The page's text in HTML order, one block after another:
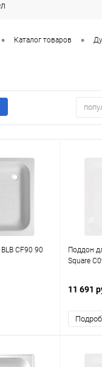
• Каталог товаров •
CF90 90
Поддон
Square
11 691